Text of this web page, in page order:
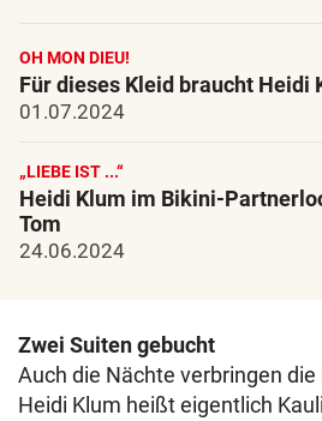
OH MON DIEU!
Für dieses Kleid braucht Heidi
01.07.2024
„LIEBE IST ...“
Heidi Klum im Bikini-
Tom
24.06.2024
Zwei Suiten gebucht
Auch die Nächte verbringen
Heidi Klum heißt eigentlich